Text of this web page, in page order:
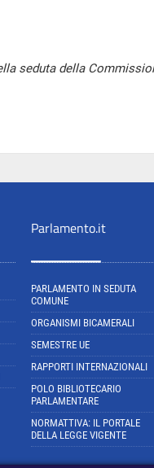
seduta della
Parlamento.it
PARLAMENTO IN SEDUTA
COMUNE
ORGANISMI BICAMERALI
SEMESTRE UE
RAPPORTI INTERNAZIONALI
POLO BIBLIOTECARIO
PARLAMENTARE
NORMATTIVA: IL PORTALE
DELLA LEGGE VIGENTE